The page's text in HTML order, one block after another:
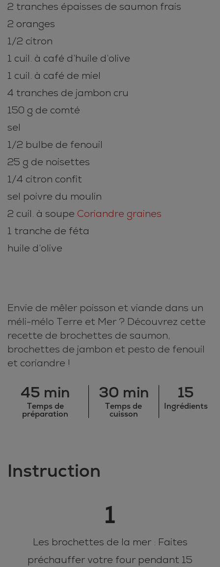
2 tranches épaisses de saumon frais
2 oranges
1/2 citron
1 cuil. à café d’huile d’olive
1 cuil. à café de miel
4 tranches de jambon cru
150 g de comté
sel
1/2 bulbe de fenouil
25 g de noisettes
1/4 citron confit
sel poivre du moulin
2 cuil. à soupe Coriandre graines
1 tranche de féta
huile d’olive
Envie de mêler poisson et viande dans un
méli-mélo Terre et Mer ? Découvrez cette
recette de brochettes de saumon,
brochettes de jambon et pesto de fenouil
et coriandre !
45 min
Temps de
préparation
30 min
Temps de
cuisson
15
Ingrédients
Instruction
1
Les brochettes de la mer : Faites
préchauffer votre four pendant 15